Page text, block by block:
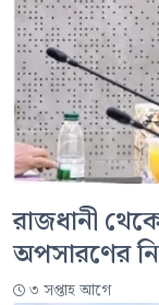
রাজধানী
অপসারণের
৩ সপ্তাহ আগে